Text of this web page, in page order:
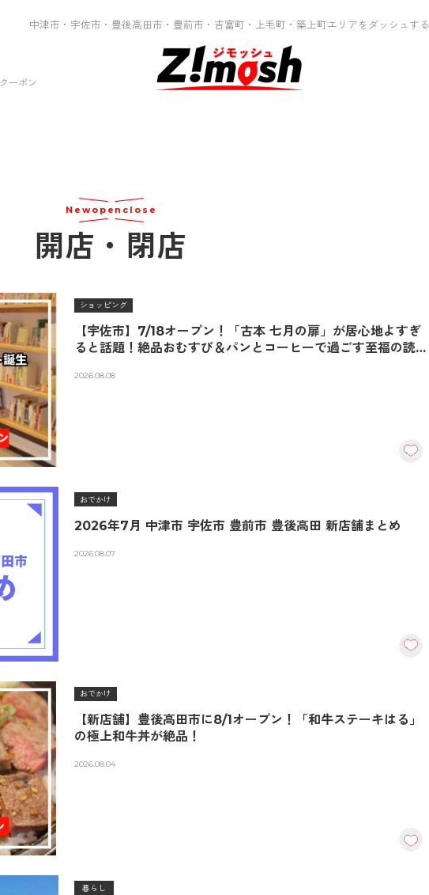
中津市・宇佐市・豊後高田市・豊前市・吉富町・上毛町・築上町エリアをダッシュする
クーポン
Newopenclose
開店・閉店
ショッピング
【宇佐市】7/18オープン！「古本 七月の扉」が居心地よすぎ
ると話題！絶品おむすび＆パンとコーヒーで過ごす至福の読
2026.08.08
おでかけ
2026年7月 中津市 宇佐市 豊前市 豊後高田 新店舗まとめ
2026.08.07
おでかけ
【新店舗】豊後高田市に8/1オープン！「和牛ステーキはる」
の極上和牛丼が絶品！
2026.08.04
暮らし